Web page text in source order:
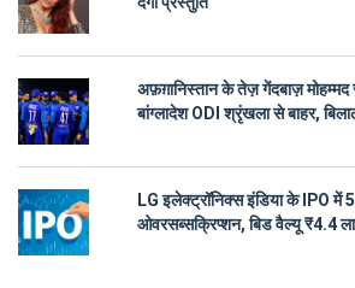
अफ़ग़ानिस्तान के तेज़ गेंदबाज़
बांग्लादेश ODI श्रृंखला से बाहर,
LG इलेक्ट्रॉनिक्स इंडिया के IPO में
ओवरसब्सक्रिप्शन, बिड वैल्यू ₹4.4